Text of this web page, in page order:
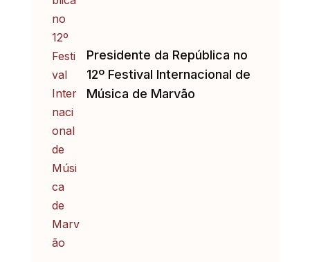
Presidente da República no
12º Festival Internacional de
Música de Marvão